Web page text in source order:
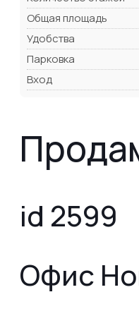
Общая площадь
Удобства
Парковка
Вход
id 2599
Офис